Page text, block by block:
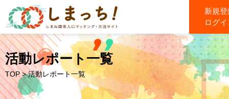
新規
ログ
活動レポート一覧
TOP > 活動レポート一覧